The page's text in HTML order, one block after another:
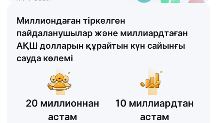
Миллиондаған тіркелген
пайдаланушылар және миллиардтаған
АҚШ долларын құрайтын күн сайынғы
сауда көлемі
20 миллионнан
астам
10 миллиардтан
астам